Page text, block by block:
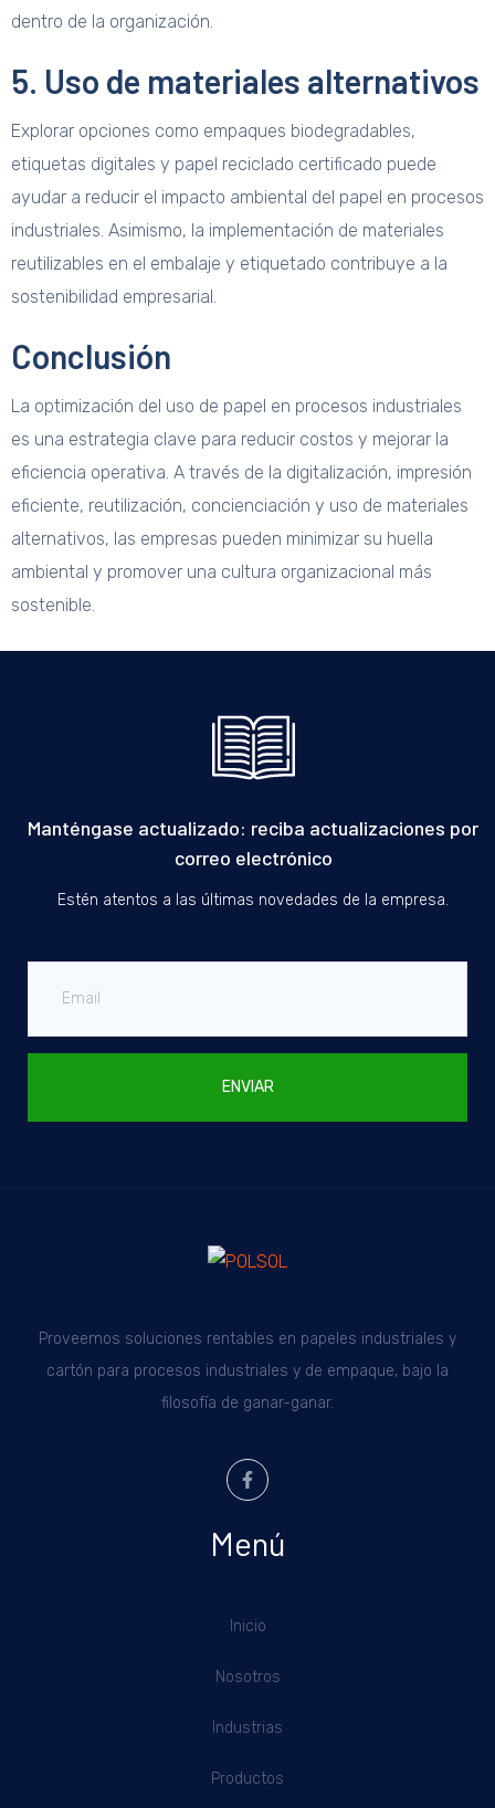
dentro de la organización.
5. Uso de materiales alternativos
Explorar opciones como empaques biodegradables,
etiquetas digitales y papel reciclado certificado puede
ayudar a reducir el impacto ambiental del papel en procesos
industriales. Asimismo, la implementación de materiales
reutilizables en el embalaje y etiquetado contribuye a la
sostenibilidad empresarial.
Conclusión
La optimización del uso de papel en procesos industriales
es una estrategia clave para reducir costos y mejorar la
eficiencia operativa. A través de la digitalización, impresión
eficiente, reutilización, concienciación y uso de materiales
alternativos, las empresas pueden minimizar su huella
ambiental y promover una cultura organizacional más
sostenible.
Manténgase actualizado: reciba actualizaciones por
correo electrónico
Estén atentos a las últimas novedades de la empresa.
ENVIAR
Proveemos soluciones rentables en papeles industriales y
cartón para procesos industriales y de empaque, bajo la
filosofía de ganar-ganar.
Menú
Inicio
Nosotros
Industrias
Productos